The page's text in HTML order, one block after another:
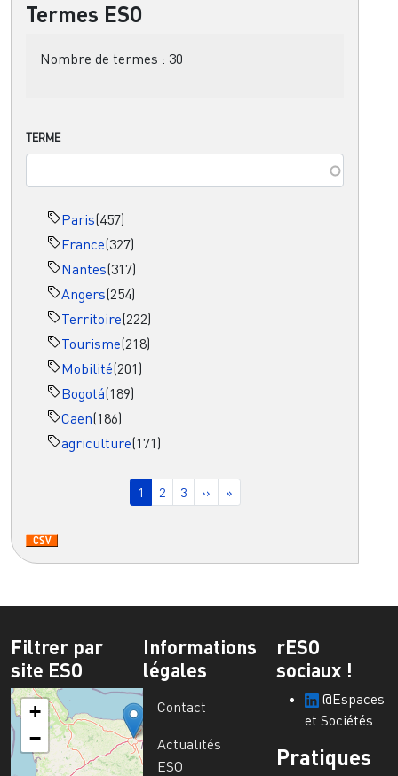
Termes ESO
Nombre de termes : 30
TERME
Paris(457)
France(327)
Nantes(317)
Angers(254)
Territoire(222)
Tourisme(218)
Mobilité(201)
Bogotá(189)
Caen(186)
agriculture(171)
Page courante
1 Page
2 Page
3 Page suivante
›› Dernière page
»
Filtrer par
site ESO
+
−
Informations
légales
Contact
Actualités
ESO
rESO
sociaux !
@Espaces
et Sociétés
Pratiques